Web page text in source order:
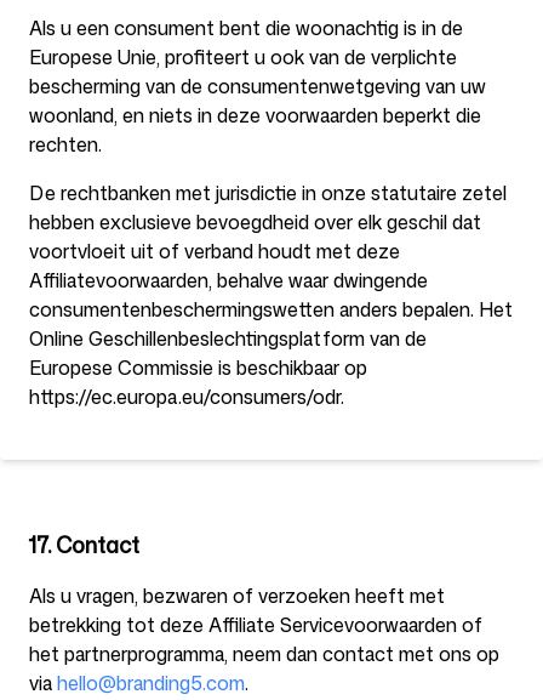
Als u een consument bent die woonachtig is in de
Europese Unie, profiteert u ook van de verplichte
bescherming van de consumentenwetgeving van uw
woonland, en niets in deze voorwaarden beperkt die
rechten.
De rechtbanken met jurisdictie in onze statutaire zetel
hebben exclusieve bevoegdheid over elk geschil dat
voortvloeit uit of verband houdt met deze
Affiliatevoorwaarden, behalve waar dwingende
consumentenbeschermingswetten anders bepalen. Het
Online Geschillenbeslechtingsplatform van de
Europese Commissie is beschikbaar op
https://ec.europa.eu/consumers/odr.
17. Contact
Als u vragen, bezwaren of verzoeken heeft met
betrekking tot deze Affiliate Servicevoorwaarden of
het partnerprogramma, neem dan contact met ons op
viahello@branding5.com.